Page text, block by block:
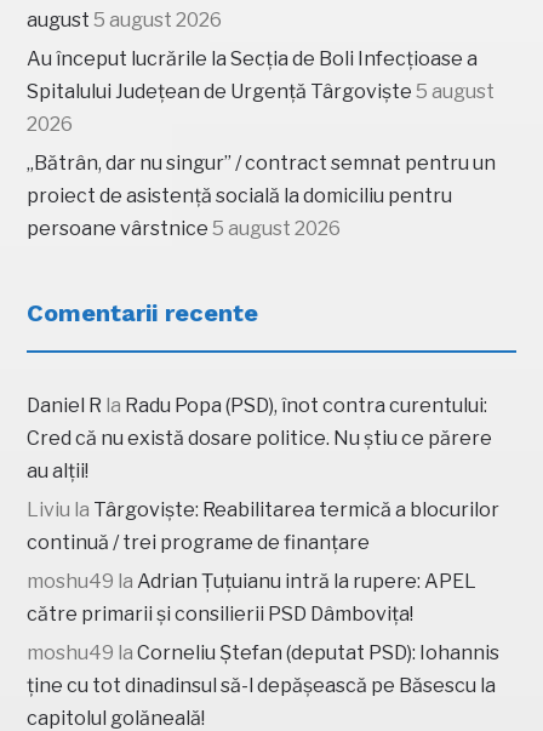
august 5 august 2026
Au început lucrările la Secția de Boli Infecțioase a
Spitalului Județean de Urgență Târgoviște 5 august
2026
„Bătrân, dar nu singur” / contract semnat pentru un
proiect de asistență socială la domiciliu pentru
persoane vârstnice 5 august 2026
Comentarii recente
Daniel R la Radu Popa (PSD), înot contra curentului:
Cred că nu există dosare politice. Nu știu ce părere
au alții!
Liviu la Târgoviște: Reabilitarea termică a blocurilor
continuă / trei programe de finanțare
moshu49 laAdrian Țuțuianu intră la rupere: APEL
către primarii și consilierii PSD Dâmbovița!
moshu49 laCorneliu Ștefan (deputat PSD): Iohannis
ține cu tot dinadinsul să-l depășească pe Băsescu la
capitolul golăneală!